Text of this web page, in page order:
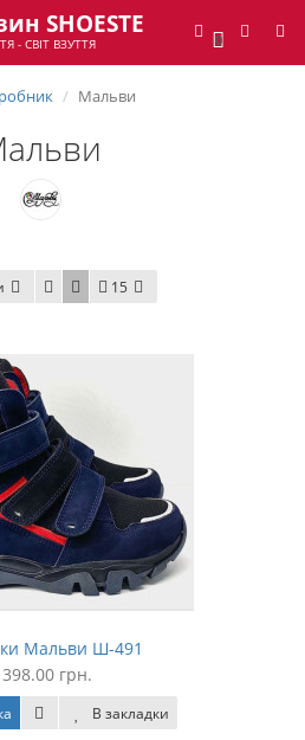
0
SHOESTE
- СВІТ ВЗУТТЯ
Мальви
15
Мальви Ш-491
грн.
В закладки